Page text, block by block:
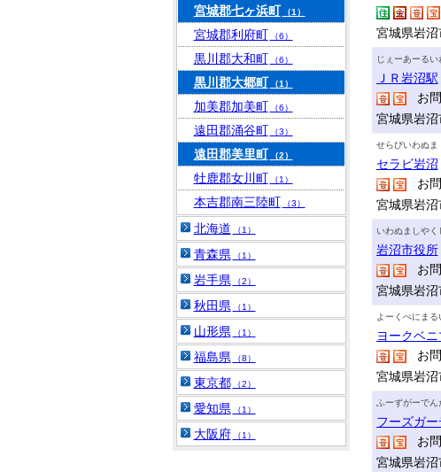
宮城県岩
じぇーあーるい
ＪＲ岩沼駅
お
宮城県岩
せらびいわぬま
セラビ岩沼
お
宮城県岩
いわぬましやく
岩沼市役所
お
宮城県岩
よーくべにまる
ヨークベ
お
宮城県岩
ふーずがーで
フーズガ
お
宮城県岩
宮城郡七ヶ浜町 （1）
宮城郡利府町 （6）
黒川郡大和町 （6）
黒川郡大郷町 （1）
加美郡加美町 （6）
遠田郡涌谷町 （3）
遠田郡美里町 （2）
牡鹿郡女川町 （1）
本吉郡南三陸町 （3）
北海道 （1）
青森県 （1）
岩手県 （2）
秋田県 （1）
山形県 （1）
福島県 （8）
東京都 （2）
愛知県 （1）
大阪府 （1）